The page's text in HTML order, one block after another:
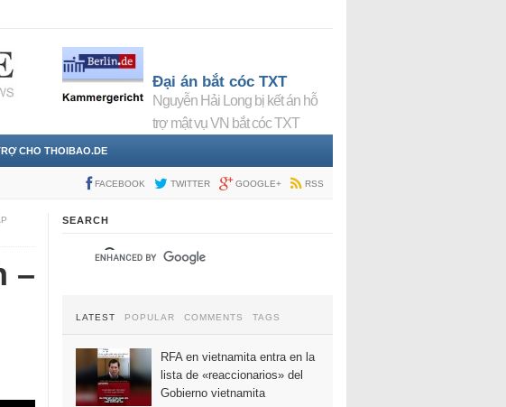
Đại án bắt cóc TXT
Nguyễn Hải Long bị kết án hỗ
trợ mật vụ VN bắt cóc TXT
CHO THOIBAO.DE
FACEBOOK TWITTER GOOGLE+ RSS
–
SEARCH
LATEST POPULAR COMMENTS TAGS
RFA en vietnamita entra en la
lista de «reaccionarios» del
Gobierno vietnamita